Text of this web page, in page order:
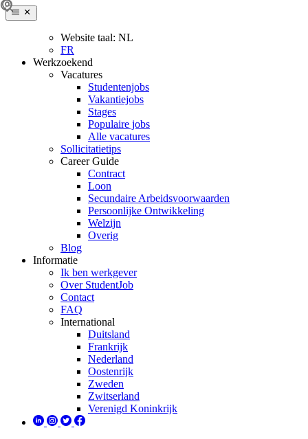
Website taal: NL
FR
Werkzoekend
Vacatures
Studentenjobs
Vakantiejobs
Stages
Populaire jobs
Alle vacatures
Sollicitatietips
Career Guide
Contract
Loon
Secundaire Arbeidsvoorwaarden
Persoonlijke Ontwikkeling
Welzijn
Overig
Blog
Informatie
Ik ben werkgever
Over StudentJob
Contact
FAQ
International
Duitsland
Frankrijk
Nederland
Oostenrijk
Zweden
Zwitserland
Verenigd Koninkrijk